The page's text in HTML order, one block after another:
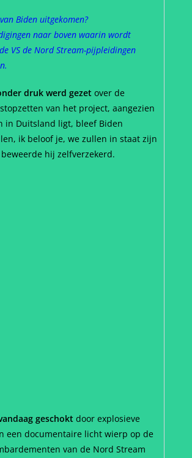
Biden uitgekomen?
naar boven waarin wordt
VS de Nord Stream-pijpleidingen
druk werd gezet over de
van het project, aangezien
in Duitsland ligt, bleef Biden
ik beloof je, we zullen in staat zijn
hij zelfverzekerd.
geschokt door explosieve
een documentaire licht wierp op de
van de Nord Stream